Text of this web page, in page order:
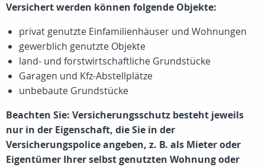
Versichert werden können folgende Objekte:
privat genutzte Einfamilienhäuser und Wohnungen
gewerblich genutzte Objekte
land- und forstwirtschaftliche Grundstücke
Garagen und Kfz-Abstellplätze
unbebaute Grundstücke
Beachten Sie: Versicherungsschutz besteht jeweils
nur in der Eigenschaft, die Sie in der
Versicherungspolice angeben, z. B. als Mieter oder
Eigentümer Ihrer selbst genutzten Wohnung oder